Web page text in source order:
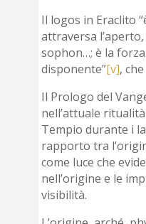
Il logos in Eraclito
attraversa
sophon…; è la
disponente”[v],
Il Prologo del
nell’attuale
Tempio durante i
rapporto tra
come luce che
nell’origine e le
visibilità.